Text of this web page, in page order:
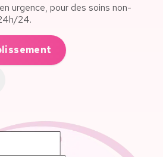
urgence, pour des soins non-
24.